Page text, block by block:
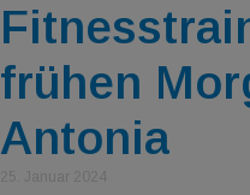
frühen
Antonia